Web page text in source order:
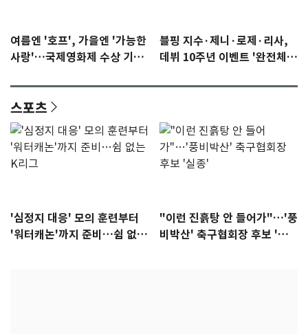
여름엔 '호프', 가을엔 '가능한
사랑'…국제영화제 수상 기대
블핑 지수·제니·로제·리사,
데뷔 10주년 이벤트 '완전체'
스포츠
'심정지 대응' 모의 훈련부터
'워터캐논'까지 준비…쉼 없는
"이런 진흙탕 안 들어가"…'풍
비박산' 축구협회장 후보 '실